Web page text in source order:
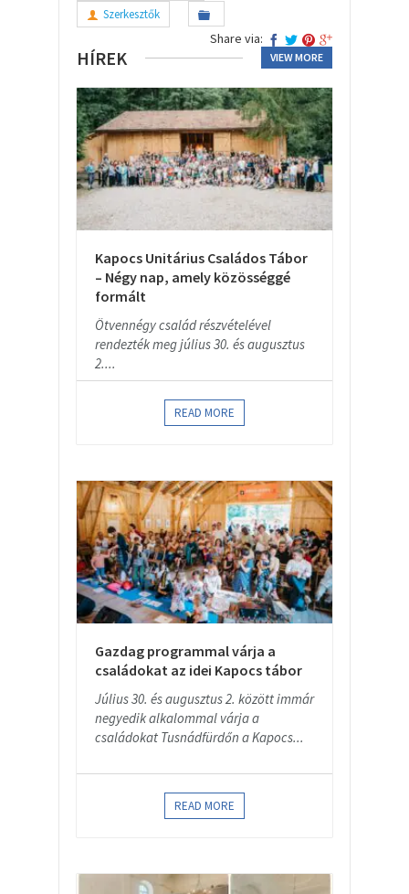
Szerkesztők
Share via:
HÍREK VIEW MORE
Kapocs Unitárius Családos Tábor
– Négy nap, amely közösséggé
formált
Ötvennégy család részvételével
rendezték meg július 30. és augusztus
2....
READ MORE
Gazdag programmal várja a
családokat az idei Kapocs tábor
Július 30. és augusztus 2. között immár
negyedik alkalommal várja a
családokat Tusnádfürdőn a Kapocs...
READ MORE